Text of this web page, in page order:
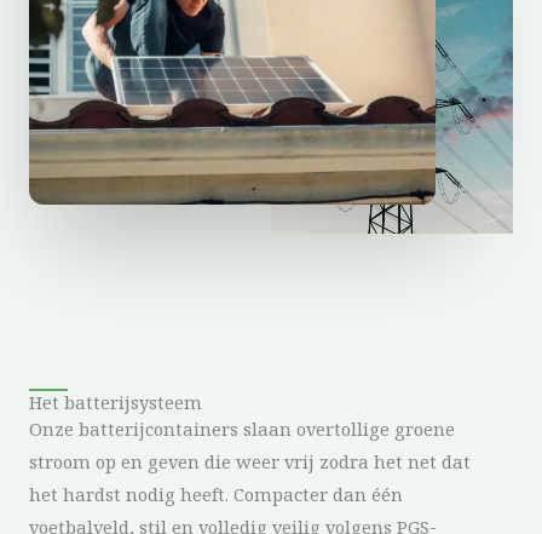
Het batterijsysteem
Onze batterijcontainers slaan overtollige groene
stroom op en geven die weer vrij zodra het net dat
het hardst nodig heeft. Compacter dan één
voetbalveld, stil en volledig veilig volgens PGS-